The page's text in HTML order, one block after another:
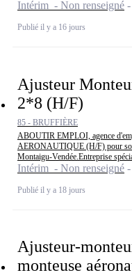
Intérim - Non renseigné
Publié il y a 16 jours
Ajusteur
2*8 (H/F)
85 - BRUFFIÈRE
ABOUTIR EMPLOI, agence
AERONAUTIQUE (H/F) pour
Montaigu-Vendée.Entreprise
Intérim - Non renseigné
Publié il y a 18 jours
Ajusteur-
monteuse